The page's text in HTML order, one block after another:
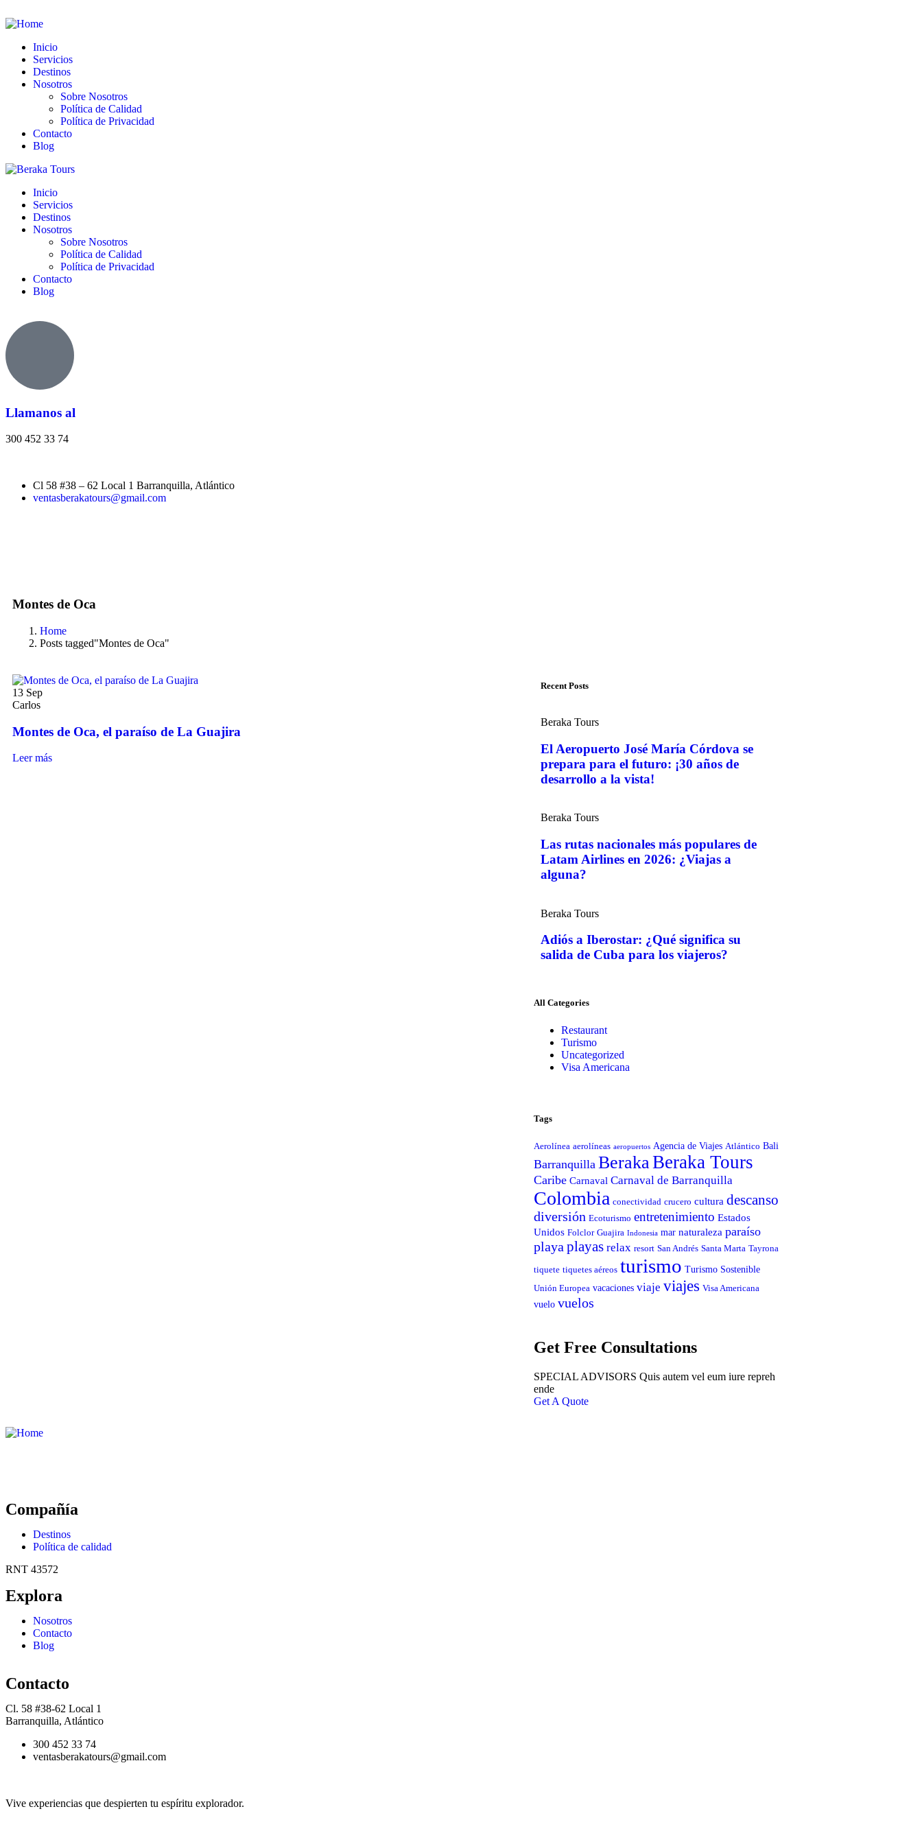
Inicio
Servicios
Destinos
Nosotros
Sobre Nosotros
Política de Calidad
Política de Privacidad
Contacto
Blog
Inicio
Servicios
Destinos
Nosotros
Sobre Nosotros
Política de Calidad
Política de Privacidad
Contacto
Blog
Llamanos al
300 452 33 74
Cl 58 #38 – 62 Local 1 Barranquilla, Atlántico
ventasberakatours@gmail.com
Montes de Oca
Home
Posts tagged"Montes de Oca"
13 Sep
Carlos
Montes de Oca, el paraíso de La Guajira
Recent Posts
Beraka Tours
El Aeropuerto José María Córdova se
prepara para el futuro: ¡30 años de
desarrollo a la vista!
Beraka Tours
Las rutas nacionales más populares de
Latam Airlines en 2026: ¿Viajas a
alguna?
Beraka Tours
Adiós a Iberostar: ¿Qué significa su
salida de Cuba para los viajeros?
All Categories
Restaurant
Turismo
Uncategorized
Visa Americana
Tags
Aerolínea aerolíneas aeropuertos Agencia de Viajes Atlántico Bali
Barranquilla BerakaBeraka Tours
Caribe Carnaval Carnaval de Barranquilla
Colombia conectividad crucero cultura descanso
diversión Ecoturismo entretenimiento Estados
Unidos Folclor Guajira Indonesia mar naturaleza paraíso
playa playas relax resort San Andrés Santa Marta Tayrona
tiquete tiquetes aéreos turismo Turismo Sostenible
Unión Europea vacaciones viaje viajes Visa Americana
vuelo vuelos
Get Free Consultations
SPECIAL ADVISORS Quis autem vel eum iure repreh
ende
Get A Quote
Compañía
Destinos
Política de calidad
RNT 43572
Explora
Nosotros
Contacto
Blog
Contacto
Cl. 58 #38-62 Local 1
Barranquilla, Atlántico
300 452 33 74
ventasberakatours@gmail.com
Vive experiencias que despierten tu espíritu explorador.